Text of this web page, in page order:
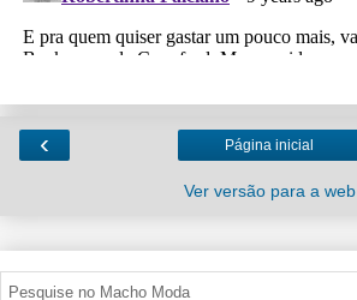
‹ Página inicial
Ver versão para a web